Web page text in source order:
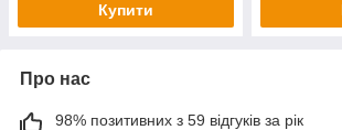
Купити
Про нас
98% позитивних з 59 відгуків за рік